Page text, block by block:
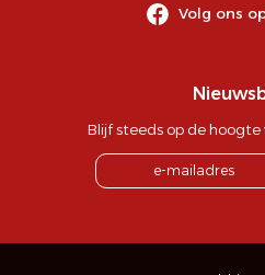
Volg ons
Blijf steeds op de hoogte